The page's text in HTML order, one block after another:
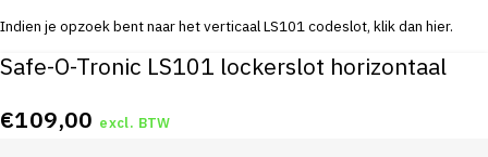
Indien je opzoek bent naar het verticaal LS101 codeslot, klik dan hier.
Safe-O-Tronic LS101 lockerslot horizontaal
€109,00 excl. BTW